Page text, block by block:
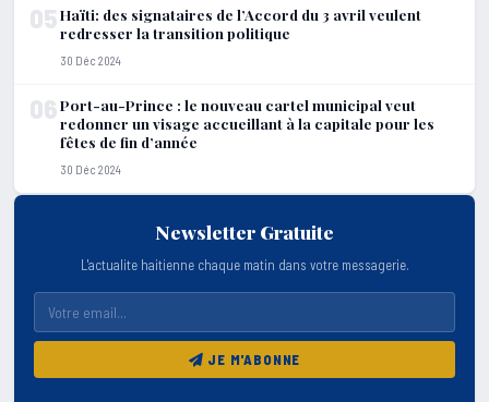
05Haïti: des signataires de l’Accord du 3 avril veulent
redresser la transition politique
30 Déc 2024
06Port-au-Prince : le nouveau cartel municipal veut
redonner un visage accueillant à la capitale pour les
fêtes de fin d’année
30 Déc 2024
Newsletter Gratuite
L'actualite haitienne chaque matin dans votre messagerie.
JE M'ABONNE